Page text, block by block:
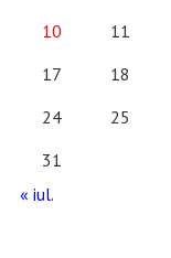
10
11
17
18
24
25
31
« iul.